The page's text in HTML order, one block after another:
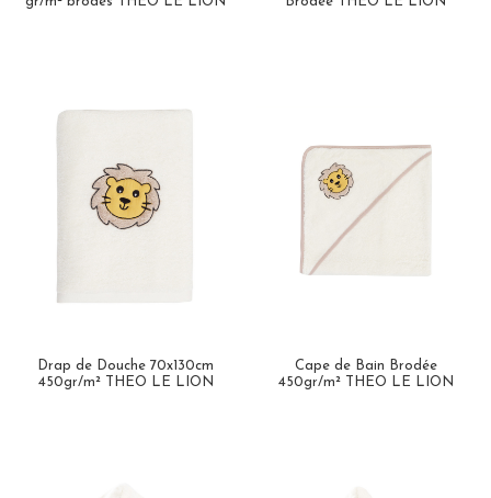
Drap de Douche 70x130cm
450gr/m² THEO LE LION
Cape de Bain Brodée
450gr/m² THEO LE LION